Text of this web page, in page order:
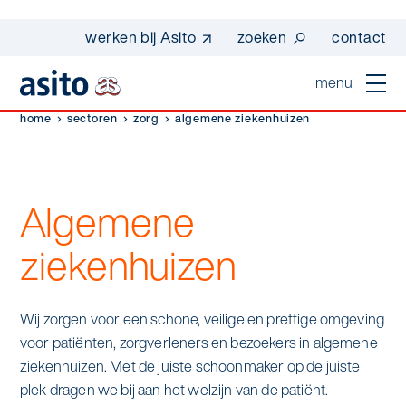
werken bij Asito zoeken contact
menu
Suggesties
werken bij asito
co2-uitstoot rapportage 2023
op weg naar volledig circulair in 2030 met
duurzame bedrijfskleding
home
Dagelijkse schoonmaak
Interieurreiniging
Vloerreiniging
Schoonmaak
sectoren
Industrie
Mobiliteit
wij zijn Asito
Wij zijn Asito
Ons verhaal
home sectoren zorg algemene ziekenhuizen
Algemene
ziekenhuizen
Wij zorgen voor een schone, veilige en prettige omgeving
voor patiënten, zorgverleners en bezoekers in algemene
ziekenhuizen. Met de juiste schoonmaker op de juiste
plek dragen we bij aan het welzijn van de patiënt.